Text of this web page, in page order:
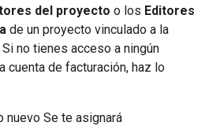
del proyecto o los Editores
de un proyecto vinculado a la
no tienes acceso a ningún
cuenta de facturación, haz lo
nuevo Se te asignará